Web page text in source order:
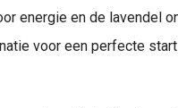
energie en de lavendel
voor een perfecte